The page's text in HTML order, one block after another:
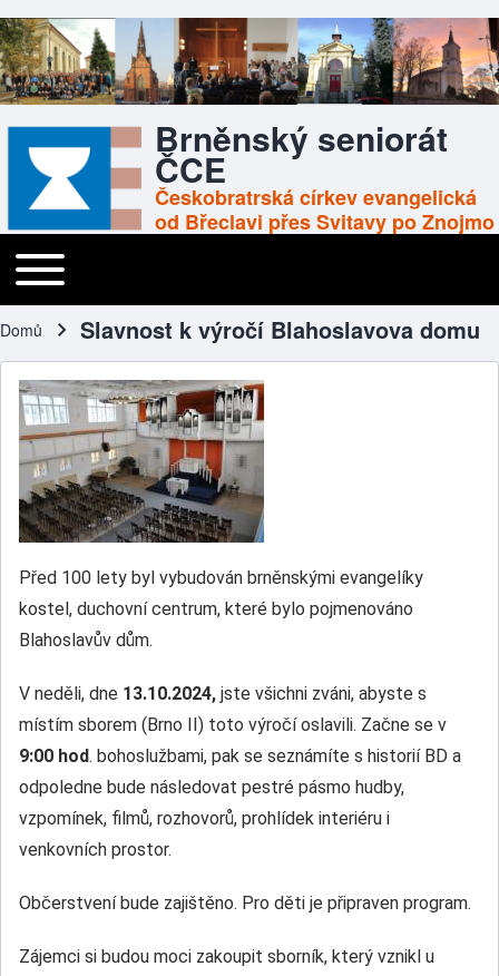
Brněnský seniorát
ČCE
Českobratrská církev evangelická
od Břeclavi přes Svitavy po Znojmo
Main navigation
Toggle main menu
Domů Slavnost k výročí Blahoslavova domu
Před 100 lety byl vybudován brněnskými evangelíky
kostel, duchovní centrum, které bylo pojmenováno
Blahoslavův dům.
V neděli, dne 13.10.2024, jste všichni zváni, abyste s
místím sborem (Brno II) toto výročí oslavili. Začne se v
9:00 hod. bohoslužbami, pak se seznámíte s historií BD a
odpoledne bude následovat pestré pásmo hudby,
vzpomínek, filmů, rozhovorů, prohlídek interiéru i
venkovních prostor.
Občerstvení bude zajištěno. Pro děti je připraven program.
Zájemci si budou moci zakoupit sborník, který vznikl u